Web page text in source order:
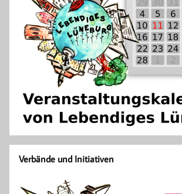
Verbände und Initiativen